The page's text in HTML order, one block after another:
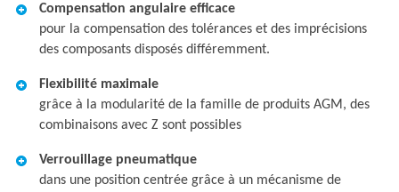
Compensation angulaire efficace
pour la compensation des tolérances et des imprécisions
des composants disposés différemment.
Flexibilité maximale
grâce à la modularité de la famille de produits AGM, des
combinaisons avec Z sont possibles
Verrouillage pneumatique
dans une position centrée grâce à un mécanisme de